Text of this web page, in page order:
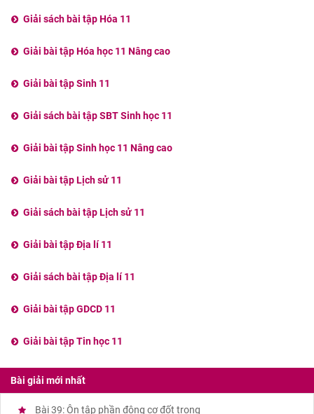
Giải sách bài tập Hóa 11
Giải bài tập Hóa học 11 Nâng cao
Giải bài tập Sinh 11
Giải sách bài tập SBT Sinh học 11
Giải bài tập Sinh học 11 Nâng cao
Giải bài tập Lịch sử 11
Giải sách bài tập Lịch sử 11
Giải bài tập Địa lí 11
Giải sách bài tập Địa lí 11
Giải bài tập GDCD 11
Giải bài tập Tin học 11
Bài giải mới nhất
Bài 39: Ôn tập phần động cơ đốt trong